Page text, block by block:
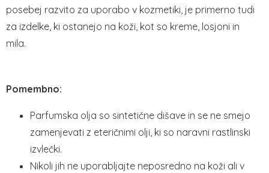
posebej razvito za uporabo v kozmetiki, je primerno tudi
za izdelke, ki ostanejo na koži, kot so kreme, losjoni in
mila.
Pomembno:
Parfumska olja so sintetične dišave in se ne smejo
zamenjevati z eteričnimi olji, ki so naravni rastlinski
izvlečki.
Nikoli jih ne uporabljajte neposredno na koži ali v